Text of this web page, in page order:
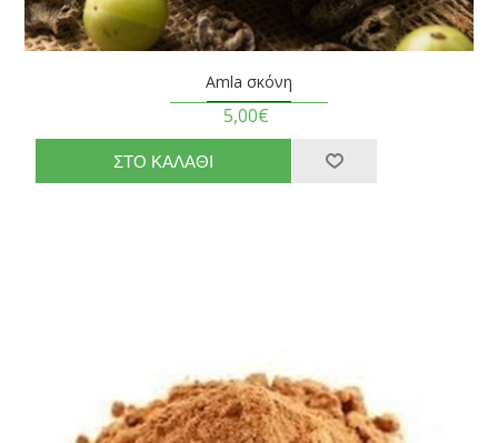
Amla σκόνη
5,00€